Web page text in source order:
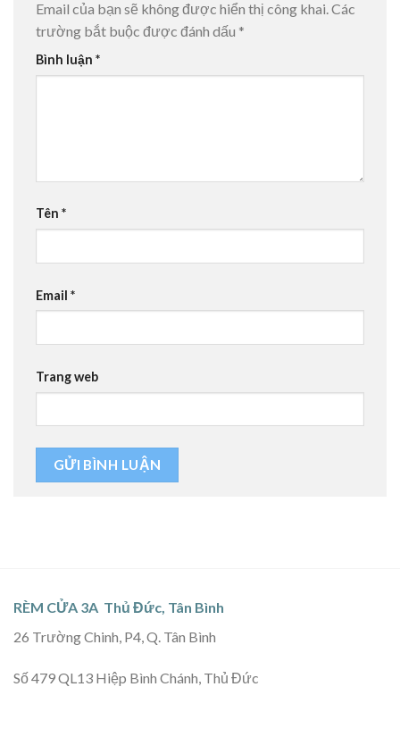
Email của bạn sẽ không được hiển thị công khai.Các
trường bắt buộc được đánh dấu *
Bình luận *
Tên *
Email *
Trang web
RÈM CỬA 3A Thủ Đức, Tân Bình
26 Trường Chinh, P4, Q. Tân Bình
Số 479 QL13 Hiệp Bình Chánh, Thủ Đức